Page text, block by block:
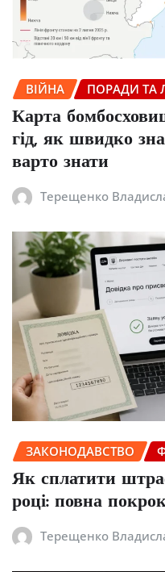
ВІЙНА ПОРАДИ ТА
Карта
гід, як швидко
варто знати
Терещенко
ЗАКОНОДАВСТВО
Як сплатити
році: повна
Терещенко